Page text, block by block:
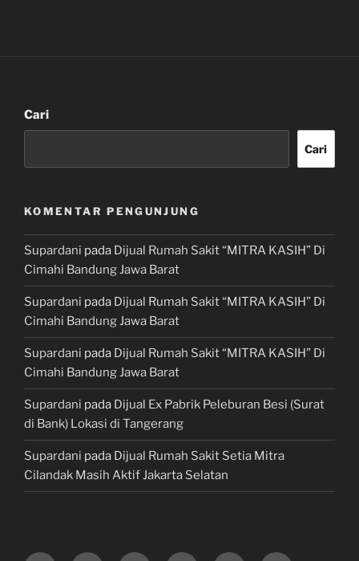
Cari
Cari
KOMENTAR PENGUNJUNG
Supardani pada Dijual Rumah Sakit “MITRA KASIH” Di
Cimahi Bandung Jawa Barat
Supardani pada Dijual Rumah Sakit “MITRA KASIH” Di
Cimahi Bandung Jawa Barat
Supardani pada Dijual Rumah Sakit “MITRA KASIH” Di
Cimahi Bandung Jawa Barat
Supardani pada Dijual Ex Pabrik Peleburan Besi (Surat
di Bank) Lokasi di Tangerang
Supardani pada Dijual Rumah Sakit Setia Mitra
Cilandak Masih Aktif Jakarta Selatan